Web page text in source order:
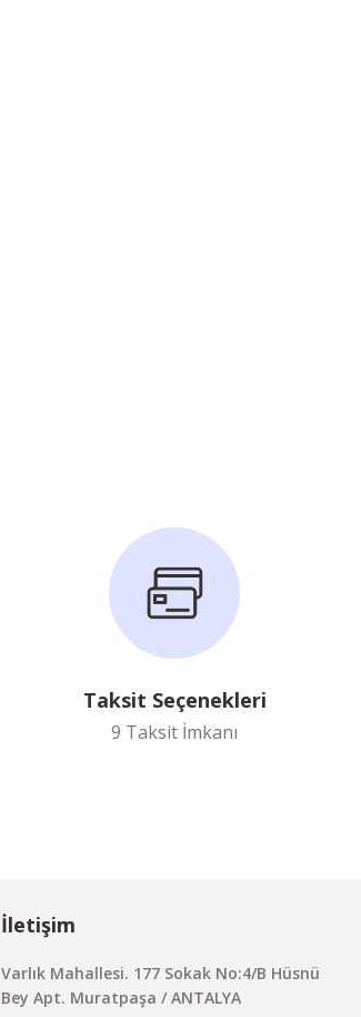
Taksit Seçenekleri
9 Taksit İmkanı
İletişim
Varlık Mahallesi. 177 Sokak No:4/B Hüsnü
Bey Apt. Muratpaşa / ANTALYA